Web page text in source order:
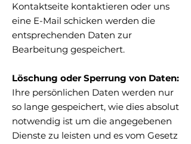
Kontaktseite kontaktieren oder uns
eine E-Mail schicken werden die
entsprechenden Daten zur
Bearbeitung gespeichert.
Löschung oder Sperrung von Daten:
Ihre persönlichen Daten werden nur
so lange gespeichert, wie dies absolut
notwendig ist um die angegebenen
Dienste zu leisten und es vom Gesetz